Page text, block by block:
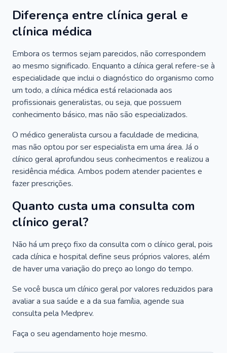
Diferença entre clínica geral e
clínica médica
Embora os termos sejam parecidos, não correspondem
ao mesmo significado. Enquanto a clínica geral refere-se à
especialidade que inclui o diagnóstico do organismo como
um todo, a clínica médica está relacionada aos
profissionais generalistas, ou seja, que possuem
conhecimento básico, mas não são especializados.
O médico generalista cursou a faculdade de medicina,
mas não optou por ser especialista em uma área. Já o
clínico geral aprofundou seus conhecimentos e realizou a
residência médica. Ambos podem atender pacientes e
fazer prescrições.
Quanto custa uma consulta com
clínico geral?
Não há um preço fixo da consulta com o clínico geral, pois
cada clínica e hospital define seus próprios valores, além
de haver uma variação do preço ao longo do tempo.
Se você busca um clínico geral por valores reduzidos para
avaliar a sua saúde e a da sua família, agende sua
consulta pela Medprev.
Faça o seu agendamento hoje mesmo.